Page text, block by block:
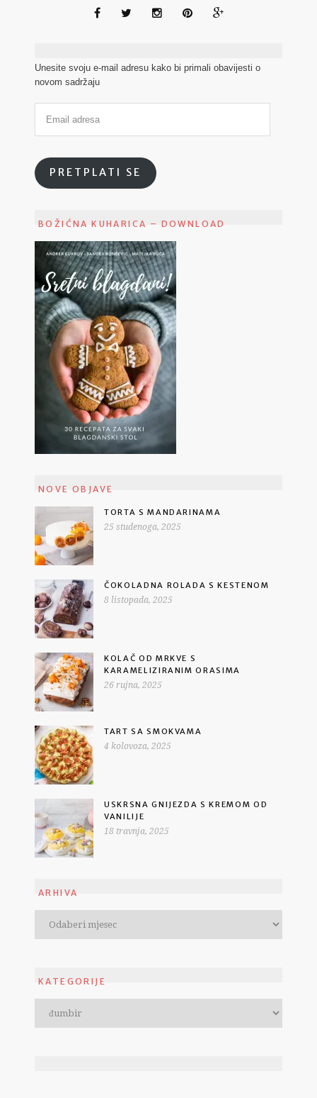
Unesite svoju e-mail adresu kako bi primali obavijesti o
novom sadržaju
PRETPLATI SE
BOŽIĆNA KUHARICA – DOWNLOAD
NOVE OBJAVE
TORTA S MANDARINAMA
25 studenoga, 2025
ČOKOLADNA ROLADA S KESTENOM
8 listopada, 2025
KOLAČ OD MRKVE S
KARAMELIZIRANIM ORASIMA
26 rujna, 2025
TART SA SMOKVAMA
4 kolovoza, 2025
USKRSNA GNIJEZDA S KREMOM OD
VANILIJE
18 travnja, 2025
ARHIVA
KATEGORIJE